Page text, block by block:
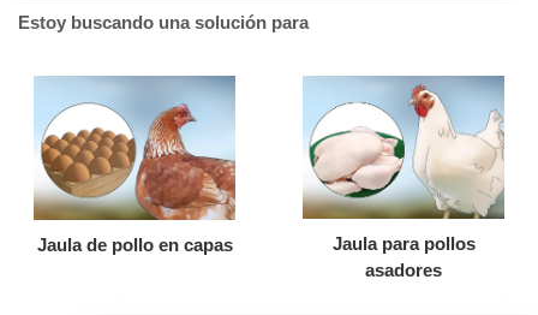
Estoy buscando una solución para
Jaula de pollo en capas
Jaula para pollos
asadores